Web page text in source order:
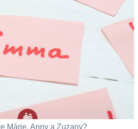
Márie, Anny a Zuzany?